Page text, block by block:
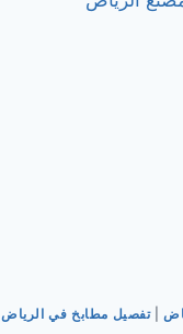
|تفصيل مطابخ في الرياض